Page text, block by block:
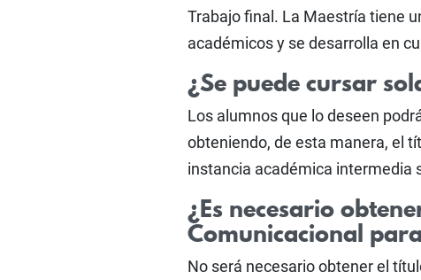
Trabajo final. La Maestría tiene
académicos y se desarrolla en
¿Se puede cursar
Los alumnos que lo deseen
obteniendo, de esta manera, el
instancia académica intermedia
¿Es necesario
Comunicacional
No será necesario obtener el